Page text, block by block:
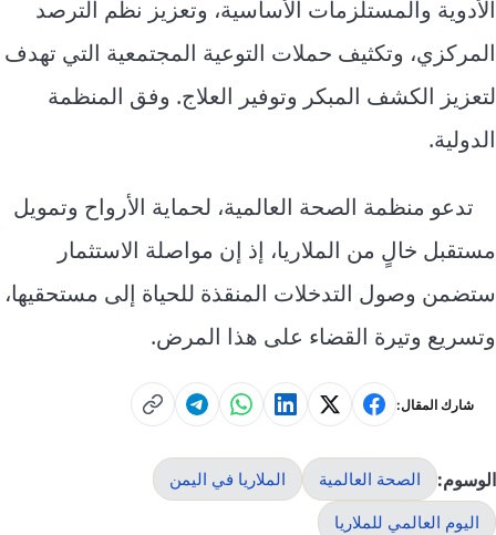
الأدوية والمستلزمات الأساسية، وتعزيز نظم الترصد
المركزي، وتكثيف حملات التوعية المجتمعية التي تهدف
لتعزيز الكشف المبكر وتوفير العلاج. وفق المنظمة
الدولية.
تدعو منظمة الصحة العالمية، لحماية الأرواح وتمويل
مستقبل خالٍ من الملاريا، إذ إن مواصلة الاستثمار
ستضمن وصول التدخلات المنقذة للحياة إلى مستحقيها،
وتسريع وتيرة القضاء على هذا المرض.
شارك المقال:
الوسوم: الصحة العالمية
الملاريا في اليمن
اليوم العالمي للملاريا